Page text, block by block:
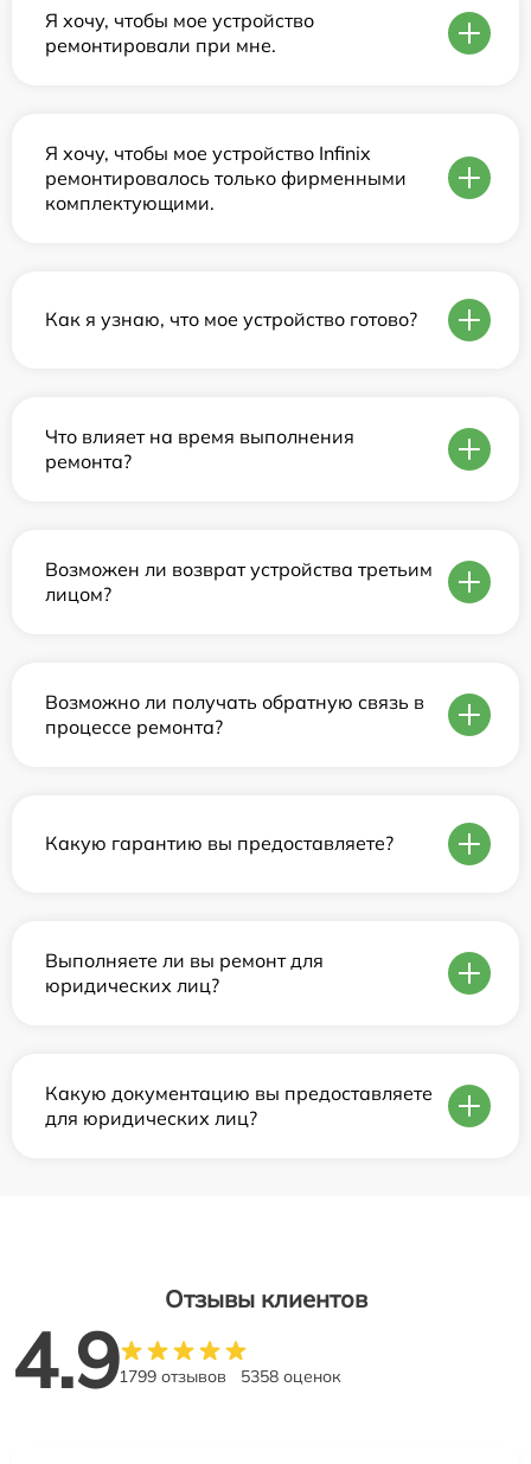
Я хочу, чтобы мое устройство
ремонтировали при мне.
Я хочу, чтобы мое устройство Infinix
ремонтировалось только фирменными
комплектующими.
Как я узнаю, что мое устройство готово?
Что влияет на время выполнения
ремонта?
Возможен ли возврат устройства третьим
лицом?
Возможно ли получать обратную связь в
процессе ремонта?
Какую гарантию вы предоставляете?
Выполняете ли вы ремонт для
юридических лиц?
Какую документацию вы предоставляете
для юридических лиц?
Отзывы клиентов
4.91799 отзывов 5358 оценок